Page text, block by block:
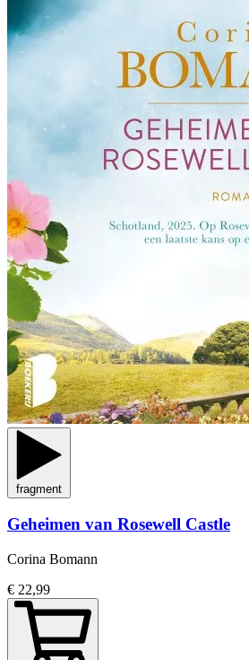
fragment
Geheimen van Rosewell Castle
Corina Bomann
€ 22,99